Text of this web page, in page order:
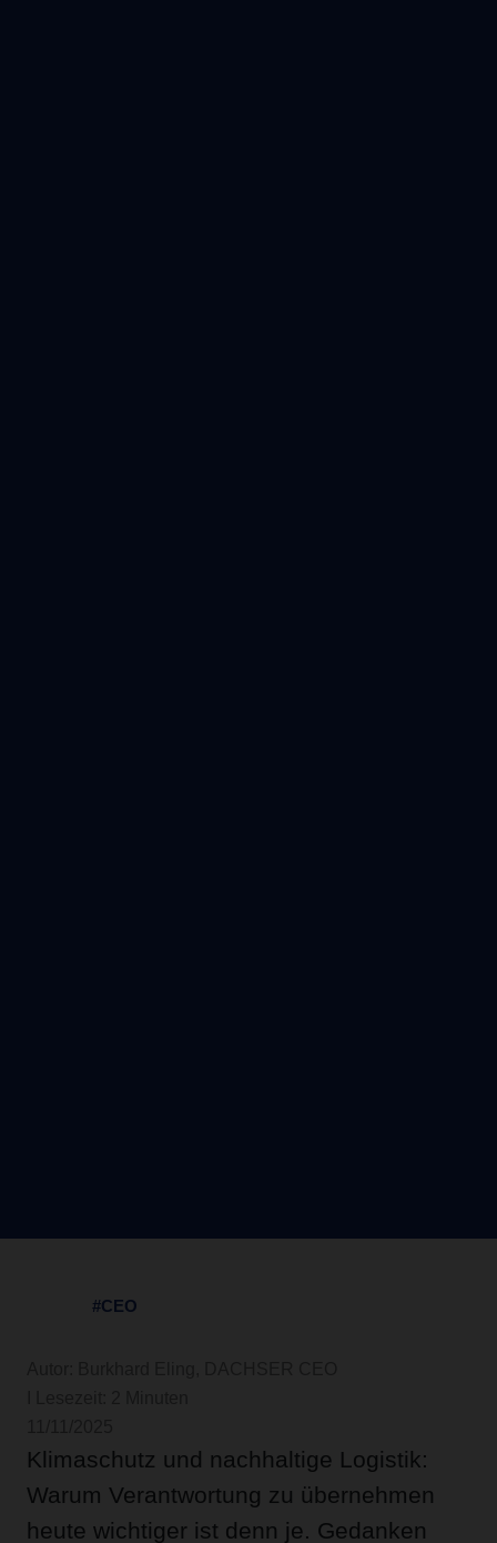
#CEO
Klimaschutz und nachhaltige Logistik:
Warum Verantwortung zu übernehmen
heute wichtiger ist denn je. Gedanken